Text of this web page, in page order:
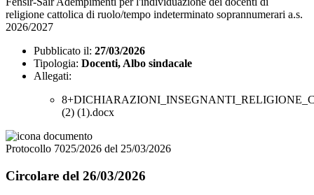
religione cattolica di ruolo/tempo indeterminato soprannumerari a.s.
2026/2027
Pubblicato il: 27/03/2026
Tipologia: Docenti, Albo sindacale
Allegati:
(2) (1).docx
Protocollo 7025/2026 del 25/03/2026
Circolare del 26/03/2026